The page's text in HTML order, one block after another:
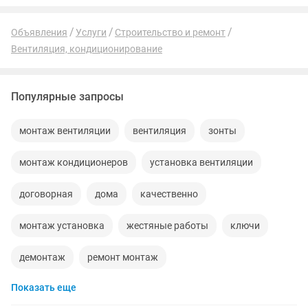
Объявления Услуги
Строительство и ремонт
Вентиляция, кондиционирование
Популярные запросы
монтаж вентиляции вентиляция зонты
монтаж кондиционеров установка вентиляции
договорная дома качественно
монтаж установка жестяные работы ключи
демонтаж ремонт монтаж
установим вентиляцию
Показать еще